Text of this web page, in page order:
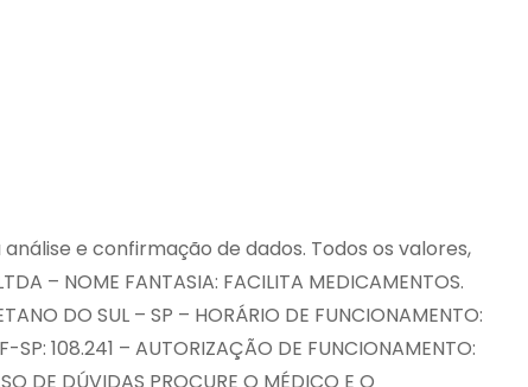
e confirmação de dados. Todos os valores,
NOME FANTASIA: FACILITA MEDICAMENTOS.
DO SUL – SP – HORÁRIO DE FUNCIONAMENTO:
SP: 108.241 – AUTORIZAÇÃO DE FUNCIONAMENTO:
DE DÚVIDAS PROCURE O MÉDICO E O